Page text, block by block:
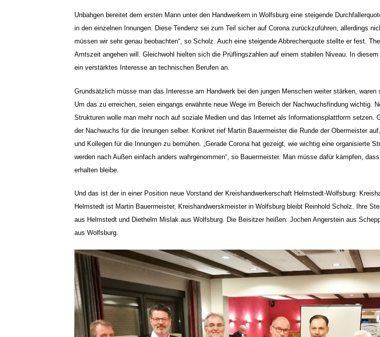
Unbahgen bereitet dem ersten Mann unter den Handwerkern in Wolfsburg eine steigende
in den einzelnen Innungen. Diese Tendenz sei zum Teil sicher auf Corona zurückzuführen, allerdings
müssen wir sehr genau beobachten“, so Scholz. Auch eine steigende Abbrecherquote stellte er fest.
Amtszeit angehen will. Gleichwohl hielten sich die Prüflingszahlen auf einem stabilen Niveau. In
ein verstärktes Interesse an technischen Berufen an.
Grundsätzlich müsse man das Interesse am Handwerk bei den jungen Menschen weiter stärken, waren
Um das zu erreichen, seien eingangs erwähnte neue Wege im Bereich der Nachwuchsfindung wichtig.
Strukturen wolle man mehr noch auf soziale Medien und das Internet als Informationsplattform setzen.
der Nachwuchs für die Innungen selber. Konkret rief Martin Bauermeister die Runde der Obermeister
und Kollegen für die Innungen zu bemühen. „Gerade Corona hat gezeigt, wie wichtig eine organisierte
werden nach Außen einfach anders wahrgenommen“, so Bauermeister. Man müsse dafür kämpfen,
erhalten bleibe.
Und das ist der in einer Position neue Vorstand der Kreishandwerkerschaft Helmstedt-Wolfsburg:
Helmstedt ist Martin Bauermeister, Kreishandwerskmeister in Wolfsburg bleibt Reinhold Scholz. Ihre
aus Helmstedt und Diethelm Mislak aus Wolfsburg. Die Beisitzer heißen: Jochen Angerstein aus
aus Wolfsburg.